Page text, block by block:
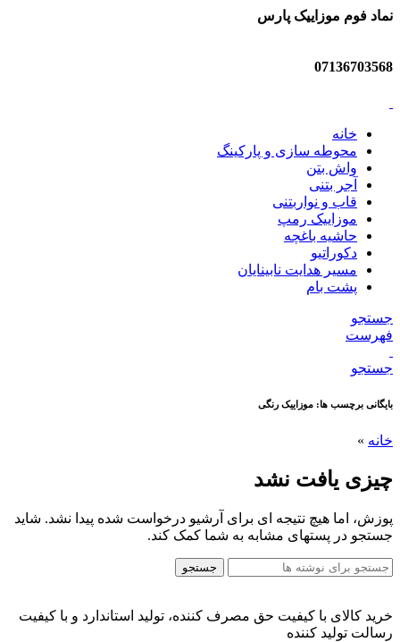
نماد فوم موزاییک پارس
07136703568
خانه
محوطه سازی و پارکینگ
واش بتن
آجر بتنی
قاب و نواربتنی
موزاییک رمپ
حاشیه باغچه
دکوراتیو
مسیر هدایت نابینایان
پشت بام
جستجو
فهرست
جستجو
بایگانی برچسب ها: موزاییک رنگی
خانه »
چیزی یافت نشد
پوزش، اما هیچ نتیجه ای برای آرشیو درخواست شده پیدا نشد. شاید
جستجو در پستهای مشابه به شما کمک کند.
جستجو
خرید کالای با کیفیت حق مصرف کننده، تولید استاندارد و با کیفیت
رسالت تولید کننده